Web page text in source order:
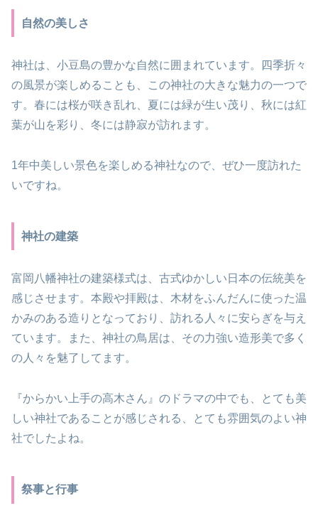
自然の美しさ
神社は、小豆島の豊かな自然に囲まれています。四季折々
の風景が楽しめることも、この神社の大きな魅力の一つで
す。春には桜が咲き乱れ、夏には緑が生い茂り、秋には紅
葉が山を彩り、冬には静寂が訪れます。
1年中美しい景色を楽しめる神社なので、ぜひ一度訪れた
いですね。
神社の建築
富岡八幡神社の建築様式は、古式ゆかしい日本の伝統美を
感じさせます。本殿や拝殿は、木材をふんだんに使った温
かみのある造りとなっており、訪れる人々に安らぎを与え
ています。また、神社の鳥居は、その力強い造形美で多く
の人々を魅了してます。
『からかい上手の高木さん』のドラマの中でも、とても美
しい神社であることが感じされる、とても雰囲気のよい神
社でしたよね。
祭事と行事